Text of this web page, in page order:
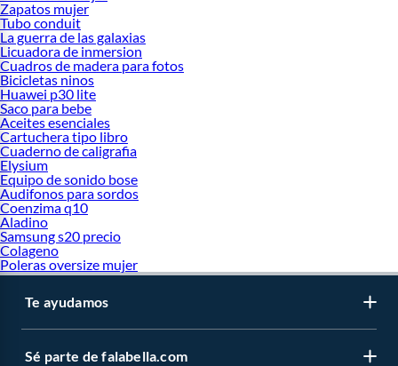
Zapatos mujer
Tubo conduit
La guerra de las galaxias
Licuadora de inmersion
Cuadros de madera para fotos
Bicicletas ninos
Huawei p30 lite
Saco para bebe
Aceites esenciales
Cartuchera tipo libro
Cuaderno de caligrafia
Elysium
Equipo de sonido bose
Audifonos para sordos
Coenzima q10
Aladino
Samsung s20 precio
Colageno
Poleras oversize mujer
Te ayudamos
Sé parte de falabella.com